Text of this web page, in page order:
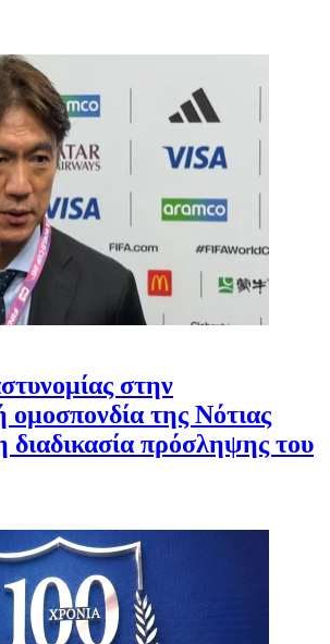
στην
ομοσπονδία της Νότιας
διαδικασία πρόσληψης του